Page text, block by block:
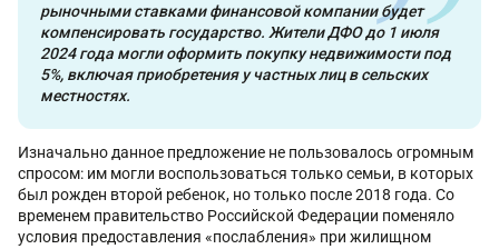
рыночными ставками финансовой компании будет
компенсировать государство. Жители ДФО до 1 июля
2024 года могли оформить покупку недвижимости под
5%, включая приобретения у частных лиц в сельских
местностях.
Изначально данное предложение не пользовалось огромным
спросом: им могли воспользоваться только семьи, в которых
был рожден второй ребенок, но только после 2018 года. Со
временем правительство Российской Федерации поменяло
условия предоставления «послабления» при жилищном